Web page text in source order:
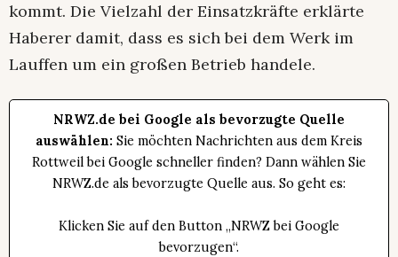
kommt. Die Vielzahl der Einsatzkräfte erklärte
Haberer damit, dass es sich bei dem Werk im
Lauffen um ein großen Betrieb handele.
NRWZ.de bei Google als bevorzugte Quelle
auswählen: Sie möchten Nachrichten aus dem Kreis
Rottweil bei Google schneller finden? Dann wählen Sie
NRWZ.de als bevorzugte Quelle aus. So geht es:
Klicken Sie auf den Button „NRWZ bei Google
bevorzugen“.